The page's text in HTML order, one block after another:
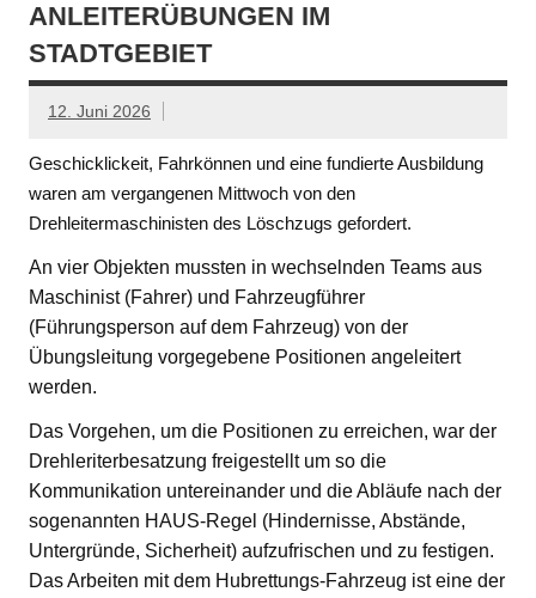
ANLEITERÜBUNGEN IM
STADTGEBIET
12. Juni 2026
Geschicklickeit, Fahrkönnen und eine fundierte Ausbildung
waren am vergangenen Mittwoch von den
Drehleitermaschinisten des Löschzugs gefordert.
An vier Objekten mussten in wechselnden Teams aus
Maschinist (Fahrer) und Fahrzeugführer
(Führungsperson auf dem Fahrzeug) von der
Übungsleitung vorgegebene Positionen angeleitert
werden.
Das Vorgehen, um die Positionen zu erreichen, war der
Drehleriterbesatzung freigestellt um so die
Kommunikation untereinander und die Abläufe nach der
sogenannten HAUS-Regel (Hindernisse, Abstände,
Untergründe, Sicherheit) aufzufrischen und zu festigen.
Das Arbeiten mit dem Hubrettungs-Fahrzeug ist eine der